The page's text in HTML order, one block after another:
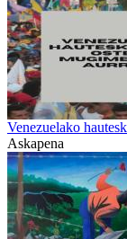
Venezuelako
Askapena